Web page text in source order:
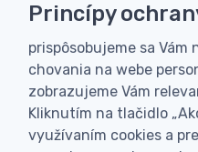
dobierku
Personalizácia
Vyrobíme Vám vlastný
Skúsenosť
Široký sortiment, z
Princípy
prispôsobujeme sa Vám
chovania na webe
zobrazujeme Vám
Kliknutím na tlačidlo
využívaním cookies a